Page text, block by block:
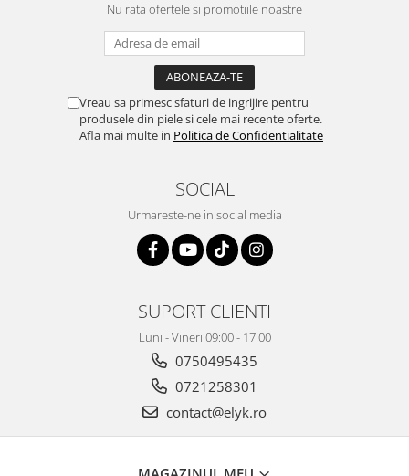
Nu rata ofertele si promotiile noastre
Vreau sa primesc sfaturi de ingrijire pentru
produsele din piele si cele mai recente oferte.
Afla mai multe in Politica de Confidentialitate
SOCIAL
Urmareste-ne in social media
SUPORT CLIENTI
Luni - Vineri 09:00 - 17:00
0750495435
0721258301
contact@elyk.ro